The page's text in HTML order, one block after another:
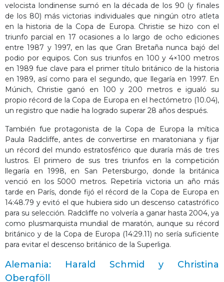
velocista londinense sumó en la década de los 90 (y finales
de los 80) más victorias individuales que ningún otro atleta
en la historia de la Copa de Europa. Christie se hizo con el
triunfo parcial en 17 ocasiones a lo largo de ocho ediciones
entre 1987 y 1997, en las que Gran Bretaña nunca bajó del
podio por equipos. Con sus triunfos en 100 y 4×100 metros
en 1989 fue clave para el primer título británico de la historia
en 1989, así como para el segundo, que llegaría en 1997. En
Múnich, Christie ganó en 100 y 200 metros e igualó su
propio récord de la Copa de Europa en el hectómetro (10.04),
un registro que nadie ha logrado superar 28 años después.
También fue protagonista de la Copa de Europa la mítica
Paula Radcliffe, antes de convertirse en maratoniana y fijar
un récord del mundo estratosférico que duraría más de tres
lustros. El primero de sus tres triunfos en la competición
llegaría en 1998, en San Petersburgo, donde la británica
venció en los 5000 metros. Repetiría victoria un año más
tarde en París, donde fijó el récord de la Copa de Europa en
14:48.79 y evitó el que hubiera sido un descenso catastrófico
para su selección. Radcliffe no volvería a ganar hasta 2004, ya
como plusmarquista mundial de maratón, aunque su récord
británico y de la Copa de Europa (14:29.11) no sería suficiente
para evitar el descenso británico de la Superliga.
Alemania: Harald Schmid y Christina
Obergföll